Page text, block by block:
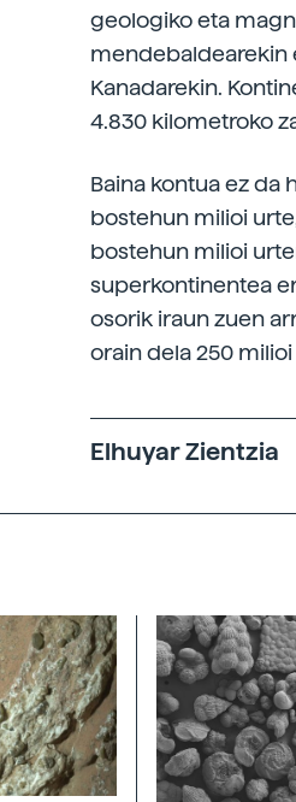
geologiko eta
mendebaldearekin
Kanadarekin.
4.830 kilometroko
Baina kontua ez da
bostehun milioi
bostehun milioi
superkontinentea
osorik iraun zuen
orain dela 250
Elhuyar Zientzia